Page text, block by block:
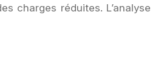
charges réduites. L’analyse